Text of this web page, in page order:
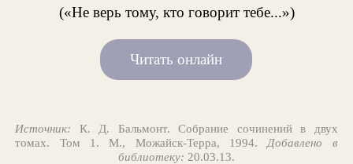
(«Не верь тому, кто говорит тебе...»)
Читать онлайн
Источник: К. Д. Бальмонт. Собрание сочинений в двух
томах. Том 1. М., Можайск-Терра, 1994. Добавлено в
библиотеку: 20.03.13.